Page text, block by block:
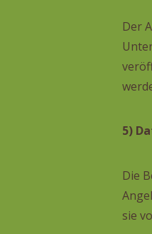
Der
5)
Die
sie